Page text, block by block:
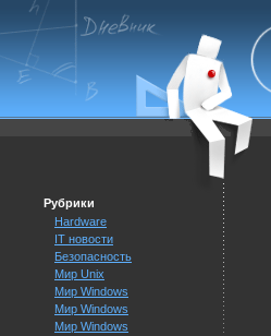
Рубрики
Hardware
IT новости
Безопасность
Мир Unix
Мир Windows
Мир Windows
Мир Windows